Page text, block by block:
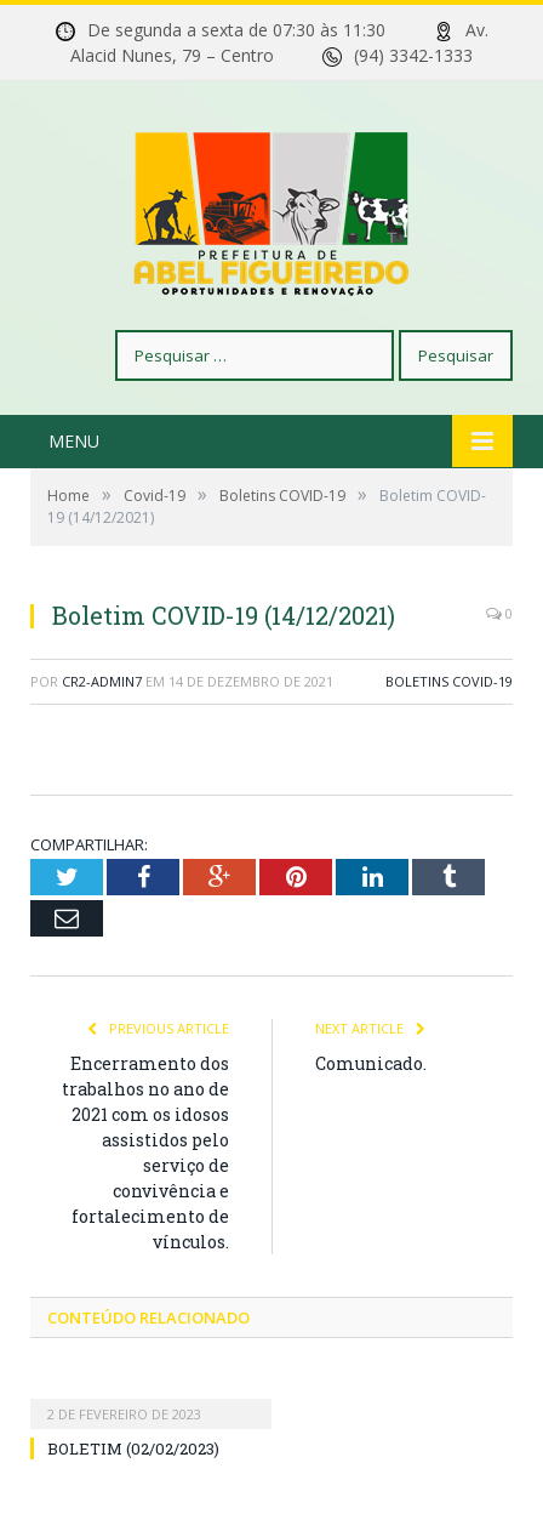
De segunda a sexta de 07:30 às 11:30
Av.
Alacid Nunes, 79 – Centro
(94) 3342-1333
por:
MENU
Home » Covid-19 » Boletins COVID-19 »
Boletim COVID-
19 (14/12/2021)
Boletim COVID-19 (14/12/2021) 0
POR CR2-ADMIN7 EM 14 DE DEZEMBRO DE 2021 BOLETINS COVID-19
COMPARTILHAR:
TwitterFacebookGoogle+PinterestLinkedInTumblr
Email
PREVIOUS ARTICLE
Encerramento dos
trabalhos no ano de
2021 com os idosos
assistidos pelo
serviço de
convivência e
fortalecimento de
vínculos.
NEXT ARTICLE
Comunicado.
CONTEÚDO RELACIONADO
2 DE FEVEREIRO DE 2023
BOLETIM (02/02/2023)